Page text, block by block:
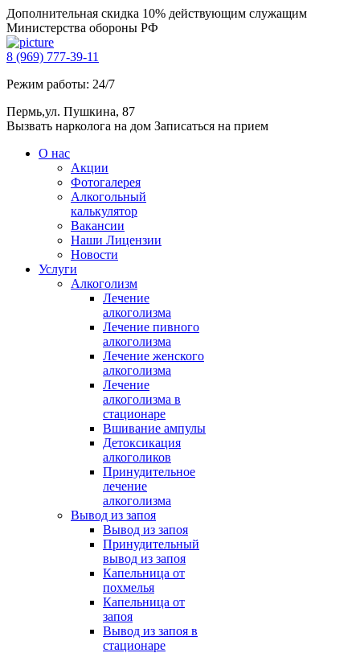
Дополнительная скидка 10% действующим служащим
Министерства обороны РФ
8 (969) 777-39-11
Режим работы: 24/7
Пермь,ул. Пушкина, 87
Вызвать нарколога на дом Записаться на прием
О нас
Акции
Фотогалерея
Алкогольный
калькулятор
Вакансии
Наши Лицензии
Новости
Услуги
Алкоголизм
Лечение
алкоголизма
Лечение пивного
алкоголизма
Лечение женского
алкоголизма
Лечение
алкоголизма в
стационаре
Вшивание ампулы
Детоксикация
алкоголиков
Принудительное
лечение
алкоголизма
Вывод из запоя
Вывод из запоя
Принудительный
вывод из запоя
Капельница от
похмелья
Капельница от
запоя
Вывод из запоя в
стационаре